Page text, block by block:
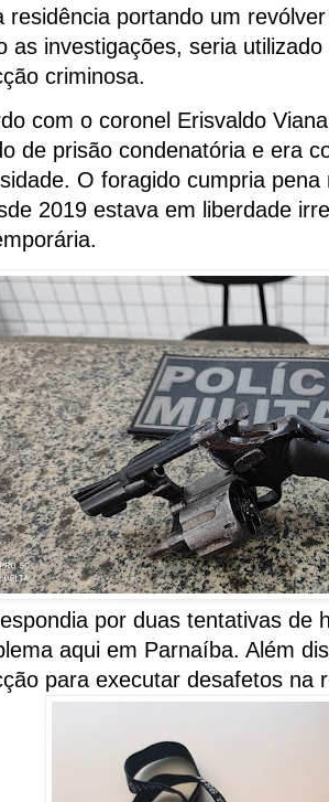
residência portando um
as investigações, seria
criminosa.
com o coronel Erisvaldo
de prisão condenatória e era
O foragido cumpria
2019 estava em liberdade
por duas tentativas de
aqui em Parnaíba. Além
para executar desafetos na